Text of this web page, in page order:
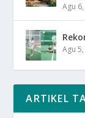
Agu
Agu
ARTIKEL